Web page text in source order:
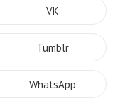
new
window
Opens
new
window
VK
Opens
new
window
Tumblr
Opens
WhatsApp